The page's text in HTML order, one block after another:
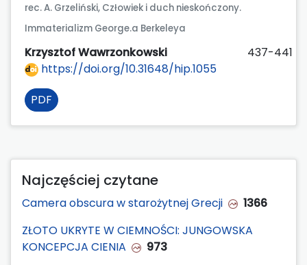
rec. A. Grzeliński, Człowiek i duch nieskończony.
Immaterializm George.a Berkeleya
Krzysztof Wawrzonkowski
437-441
https://doi.org/10.31648/hip.1055
PDF
Najczęściej czytane
Camera obscura w starożytnej Grecji
1366
ZŁOTO UKRYTE W CIEMNOŚCI: JUNGOWSKA
KONCEPCJA CIENIA
973